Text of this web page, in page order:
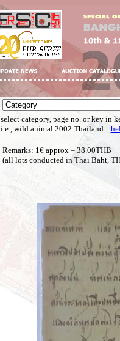
select category, page no. or key in
i.e., wild animal 2002 Thailand
Remarks: 1€ approx = 38.00THB
(all lots conducted in Thai Baht,